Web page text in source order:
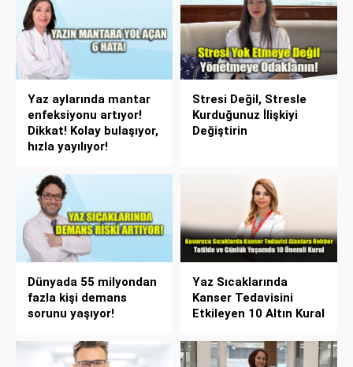
Yaz aylarında mantar
enfeksiyonu artıyor!
Dikkat! Kolay bulaşıyor,
hızla yayılıyor!
Stresi Değil, Stresle
Kurduğunuz İlişkiyi
Değiştirin
Dünyada 55 milyondan
fazla kişi demans
sorunu yaşıyor!
Yaz Sıcaklarında
Kanser Tedavisini
Etkileyen 10 Altın Kural